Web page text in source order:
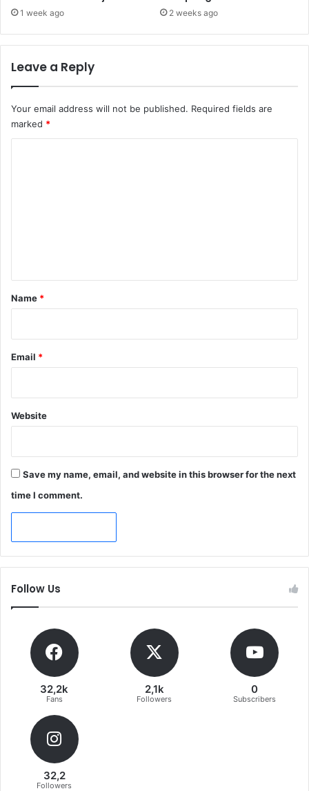
1 week ago 2 weeks ago
Leave a Reply
Your email address will not be published. Required fields are
marked *
*
Name *
Email *
Website
Save my name, email, and website in this browser for the next
time I comment.
Follow Us
32,2k
Fans
2,1k
Followers
0
Subscribers
32,2
Followers